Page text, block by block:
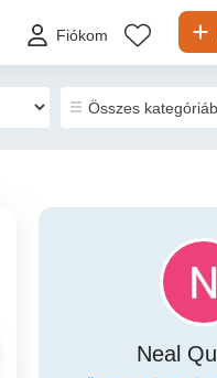
Fiókom
Neal